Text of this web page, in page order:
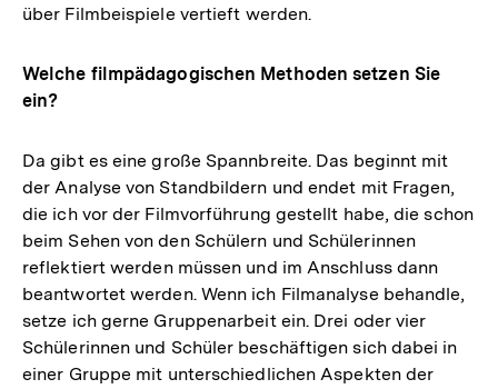
über Filmbeispiele vertieft werden.
Welche filmpädagogischen Methoden setzen Sie
ein?
Da gibt es eine große Spannbreite. Das beginnt mit
der Analyse von Standbildern und endet mit Fragen,
die ich vor der Filmvorführung gestellt habe, die schon
beim Sehen von den Schülern und Schülerinnen
reflektiert werden müssen und im Anschluss dann
beantwortet werden. Wenn ich Filmanalyse behandle,
setze ich gerne Gruppenarbeit ein. Drei oder vier
Schülerinnen und Schüler beschäftigen sich dabei in
einer Gruppe mit unterschiedlichen Aspekten der